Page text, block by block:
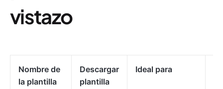
vistazo
Nombre de
la plantilla
Descargar
plantilla
Ideal para